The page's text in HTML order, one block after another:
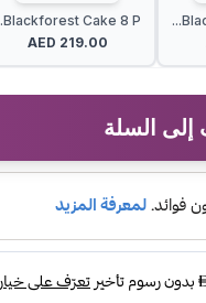
Blackforest Cake 8 P...
AED 219.00
السلة